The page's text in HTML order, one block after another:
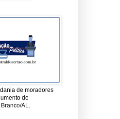
de moradores
de
AL.